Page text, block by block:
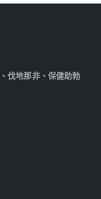
、伐地那非、 保健助勃